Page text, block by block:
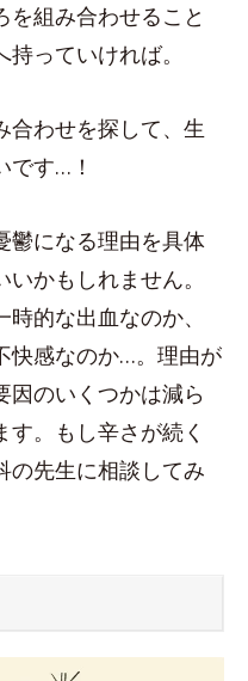
を組み合わせること
っていければ。
合わせを探して、生
です…！
鬱になる理由を具体
かもしれません。
的な出血なのか、
快感なのか…。理由が
因のいくつかは減ら
。もし辛さが続く
の先生に相談してみ